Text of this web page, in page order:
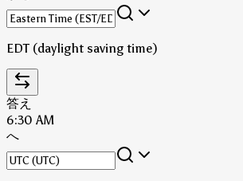
EDT (daylight saving time)
答え
6:30 AM
へ